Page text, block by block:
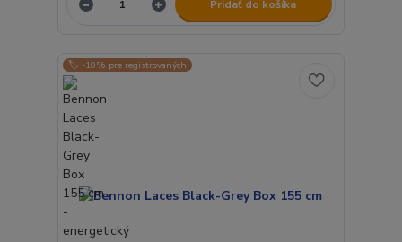
Pridať do košíka
🏷️ -10% pre registrovaných